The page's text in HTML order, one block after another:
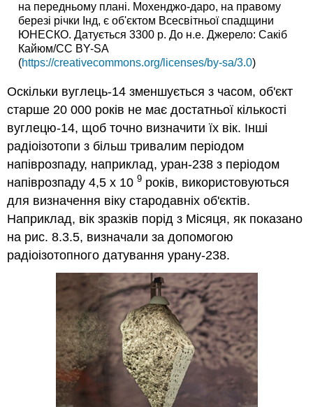
на передньому плані. Мохенджо-даро, на правому
березі річки Інд, є об'єктом Всесвітньої спадщини
ЮНЕСКО. Датується 3300 р. До н.е. Джерело: Сакіб
Кайюм/CC BY-SA
(https://creativecommons.org/licenses/by-sa/3.0)
Оскільки вуглець-14 зменшується з часом, об'єкт
старше 20 000 років не має достатньої кількості
вуглецю-14, щоб точно визначити їх вік. Інші
радіоізотопи з більш тривалим періодом
напіврозпаду, наприклад, уран-238 з періодом
напіврозпаду 4,5 х 109 років, використовуються
для визначення віку стародавніх об'єктів.
Наприклад, вік зразків порід з Місяця, як показано
на рис. 8.3.5, визначали за допомогою
радіоізотопного датування урану-238.